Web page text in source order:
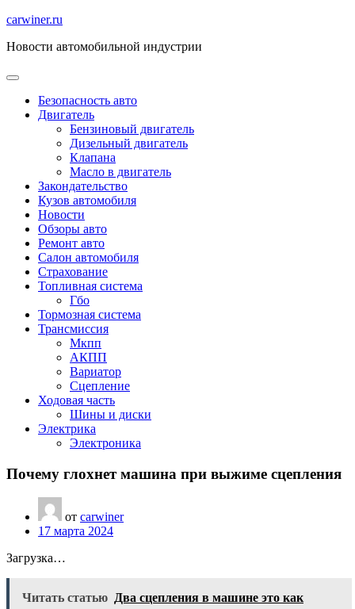
Перейти
содержимому
carwiner.ru
Новости автомобильной индустрии
Безопасность авто
Двигатель
Бензиновый двигатель
Дизельный двигатель
Клапана
Масло в двигатель
Закондательство
Кузов автомобиля
Новости
Обзоры авто
Ремонт авто
Салон автомобиля
Страхование
Топливная система
Гбо
Тормозная система
Трансмиссия
Мкпп
АКПП
Вариатор
Сцепление
Ходовая часть
Шины и диски
Электрика
Электроника
Почему глохнет машина при выжиме сцепления
от carwiner
17 марта 2024
Загрузка…
Читать статью Два сцепления в машине это как